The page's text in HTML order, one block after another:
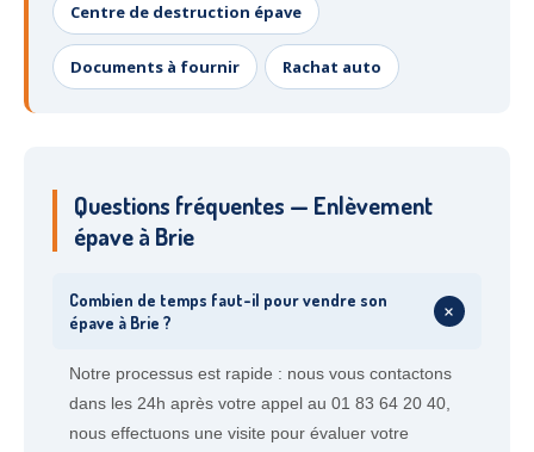
Centre de destruction épave
Documents à fournir Rachat auto
Questions fréquentes — Enlèvement
épave à Brie
Combien de temps faut-il pour vendre son
épave à Brie ?
+
Notre processus est rapide : nous vous contactons
dans les 24h après votre appel au 01 83 64 20 40,
nous effectuons une visite pour évaluer votre